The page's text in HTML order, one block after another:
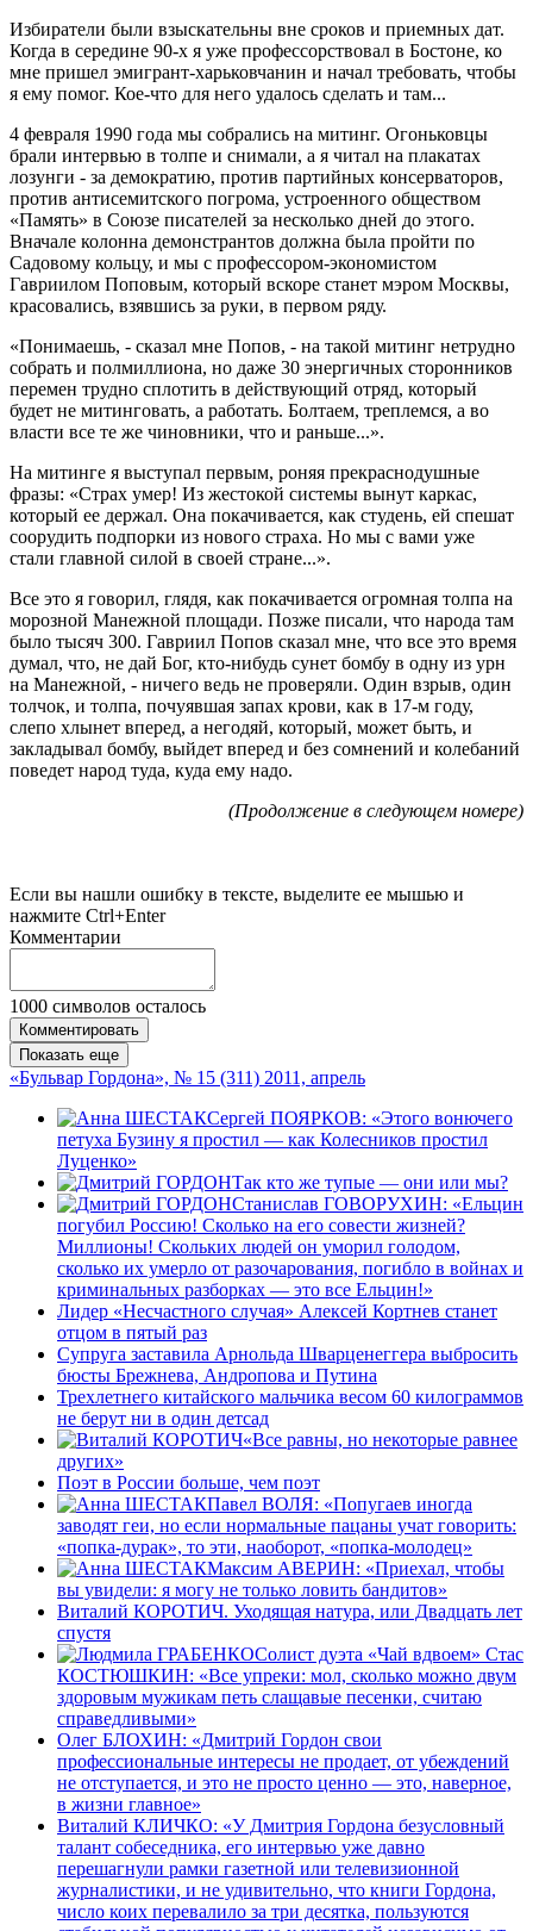
Избиратели были взыскательны вне сроков и приемных дат.
Когда в середине 90-х я уже профессорствовал в Бостоне, ко
мне пришел эмигрант-харьковчанин и начал требовать, чтобы
я ему помог. Кое-что для него удалось сделать и там...
4 февраля 1990 года мы собрались на митинг. Огоньковцы
брали интервью в толпе и снимали, а я читал на плакатах
лозунги - за демократию, против партийных консерваторов,
против антисемитского погрома, устроенного обществом
«Память» в Союзе писателей за несколько дней до этого.
Вначале колонна демонстрантов должна была пройти по
Садовому кольцу, и мы с профессором-экономистом
Гавриилом Поповым, который вскоре станет мэром Москвы,
красовались, взявшись за руки, в первом ряду.
«Понимаешь, - сказал мне Попов, - на такой митинг нетрудно
собрать и полмиллиона, но даже 30 энергичных сторонников
перемен трудно сплотить в действующий отряд, который
будет не митинговать, а работать. Болтаем, треплемся, а во
власти все те же чиновники, что и раньше...».
На митинге я выступал первым, роняя прекраснодушные
фразы: «Страх умер! Из жестокой системы вынут каркас,
который ее держал. Она покачивается, как студень, ей спешат
соорудить подпорки из нового страха. Но мы с вами уже
стали главной силой в своей стране...».
Все это я говорил, глядя, как покачивается огромная толпа на
морозной Манежной площади. Позже писали, что народа там
было тысяч 300. Гавриил Попов сказал мне, что все это время
думал, что, не дай Бог, кто-нибудь сунет бомбу в одну из урн
на Манежной, - ничего ведь не проверяли. Один взрыв, один
толчок, и толпа, почуявшая запах крови, как в 17-м году,
слепо хлынет вперед, а негодяй, который, может быть, и
закладывал бомбу, выйдет вперед и без сомнений и колебаний
поведет народ туда, куда ему надо.
(Продолжение в следующем номере)
Если вы нашли ошибку в тексте, выделите ее мышью и
нажмите Ctrl+Enter
Комментарии
1000 символов осталось
Комментировать
Показать еще
«Бульвар Гордона», № 15 (311) 2011, апрель
Сергей ПОЯРКОВ: «Этого вонючего
петуха Бузину я простил — как Колесников простил
Луценко»
Так кто же тупые — они или мы?
Станислав ГОВОРУХИН: «Ельцин
погубил Россию! Сколько на его совести жизней?
Миллионы! Скольких людей он уморил голодом,
сколько их умерло от разочарования, погибло в войнах и
криминальных разборках — это все Ельцин!»
Лидер «Несчастного случая» Алексей Кортнев станет
отцом в пятый раз
Супруга заставила Арнольда Шварценеггера выбросить
бюсты Брежнева, Андропова и Путина
Трехлетнего китайского мальчика весом 60 килограммов
не берут ни в один детсад
«Все равны, но некоторые равнее
других»
Поэт в России больше, чем поэт
Павел ВОЛЯ: «Попугаев иногда
заводят геи, но если нормальные пацаны учат говорить:
«попка-дурак», то эти, наоборот, «попка-молодец»
Максим АВЕРИН: «Приехал, чтобы
вы увидели: я могу не только ловить бандитов»
Виталий КОРОТИЧ. Уходящая натура, или Двадцать лет
спустя
Солист дуэта «Чай вдвоем» Стас
КОСТЮШКИН: «Все упреки: мол, сколько можно двум
здоровым мужикам петь слащавые песенки, считаю
справедливыми»
Олег БЛОХИН: «Дмитрий Гордон свои
профессиональные интересы не продает, от убеждений
не отступается, и это не просто ценно — это, наверное,
в жизни главное»
Виталий КЛИЧКО: «У Дмитрия Гордона безусловный
талант собеседника, его интервью уже давно
перешагнули рамки газетной или телевизионной
журналистики, и не удивительно, что книги Гордона,
число коих перевалило за три десятка, пользуются